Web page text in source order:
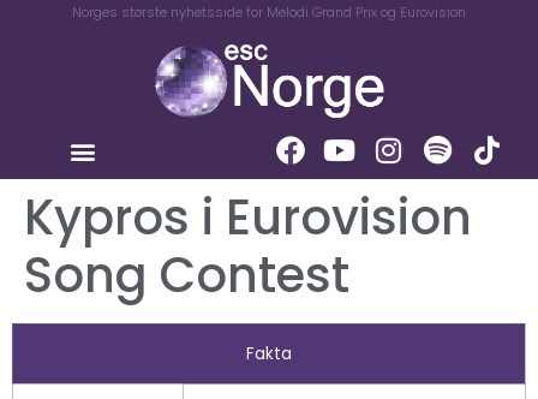
Norges største nyhetsside for Melodi Grand Prix og Eurovision
Kypros i Eurovision
Song Contest
Fakta